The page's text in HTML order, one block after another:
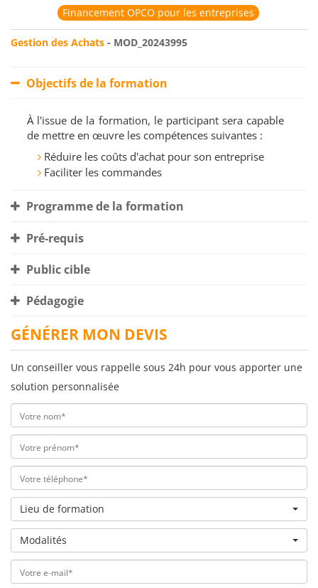
Financement OPCO pour les entreprises
Gestion des Achats - MOD_20243995
Objectifs de la formation
À l'issue de la formation, le participant sera capable
de mettre en œuvre les compétences suivantes :
Réduire les coûts d'achat pour son entreprise
Faciliter les commandes
Programme de la formation
Pré-requis
Public cible
Pédagogie
GÉNÉRER MON DEVIS
Un conseiller vous rappelle sous 24h pour vous apporter une
solution personnalisée
Lieu de formation
Modalités